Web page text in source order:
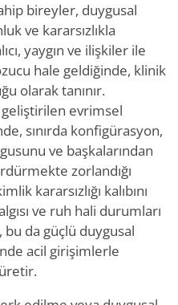
bireyler, duygusal
ve kararsızlıkla
yaygın ve ilişkiler ile
hale geldiğinde, klinik
olarak tanınır.
evrimsel
sınırda konfigürasyon,
ve başkalarından
zorlandığı
kararsızlığı kalıbını
ve ruh hali durumları
da güçlü duygusal
acil girişimlerle